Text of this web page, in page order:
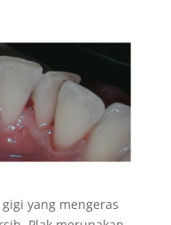
yang mengeras